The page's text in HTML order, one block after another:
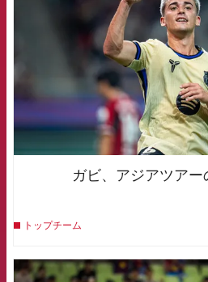
ガビ、アジアツア
トップチーム
FCB